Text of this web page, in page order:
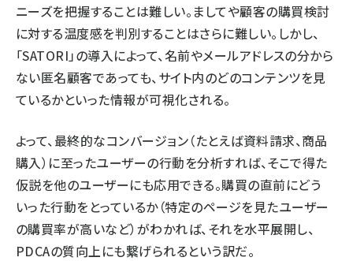
ニーズを把握することは難しい。ましてや顧客の購買検討
に対する温度感を判別することはさらに難しい。しかし、
「SATORI」の導入によって、名前やメールアドレスの分から
ない匿名顧客であっても、サイト内のどのコンテンツを見
ているかといった情報が可視化される。
よって、最終的なコンバージョン（たとえば資料請求、商品
購入）に至ったユーザーの行動を分析すれば、そこで得た
仮説を他のユーザーにも応用できる。購買の直前にどう
いった行動をとっているか（特定のページを見たユーザー
の購買率が高いなど）がわかれば、それを水平展開し、
PDCAの質向上にも繋げられるという訳だ。